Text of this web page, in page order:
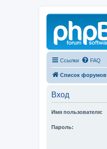
Ссылки FAQ
Список форумов
Вход
Имя пользователя:
Пароль: